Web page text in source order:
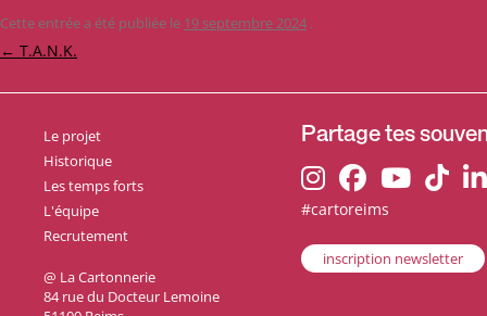
Cette entrée a été publiée le 19 septembre 2024 .
Navigation
← T.A.N.K.
Le projet
Historique
Les temps forts
L'équipe
Recrutement
@ La Cartonnerie
84 rue du Docteur Lemoine
Partage tes
#cartoreims
inscription newsletter